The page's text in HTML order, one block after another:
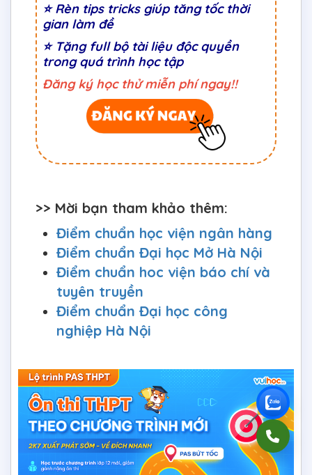
⭐ Rèn tips tricks giúp tăng tốc thời
gian làm đề
⭐ Tặng full bộ tài liệu độc quyền
trong quá trình học tập
Đăng ký học thử miễn phí ngay!!
>> Mời bạn tham khảo thêm:
Điểm chuẩn học viện ngân hàng
Điểm chuẩn Đại học Mở Hà Nội
Điểm chuẩn hoc viện báo chí và
tuyên truyền
Điểm chuẩn Đại học công
nghiệp Hà Nội